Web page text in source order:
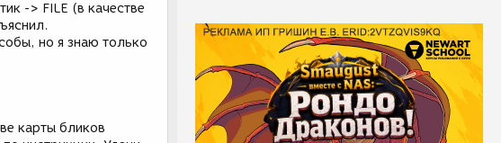
-> FILE (в качестве
но я знаю только
карты бликов